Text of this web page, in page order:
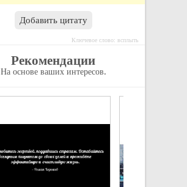
Добавить цитату
Ключевое слово: всплыть
Рекомендации
На основе ваших интересов.